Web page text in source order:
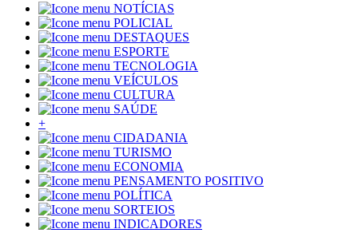
NOTÍCIAS
POLICIAL
DESTAQUES
ESPORTE
TECNOLOGIA
VEÍCULOS
CULTURA
SAÚDE
+
CIDADANIA
TURISMO
ECONOMIA
PENSAMENTO POSITIVO
POLÍTICA
SORTEIOS
INDICADORES